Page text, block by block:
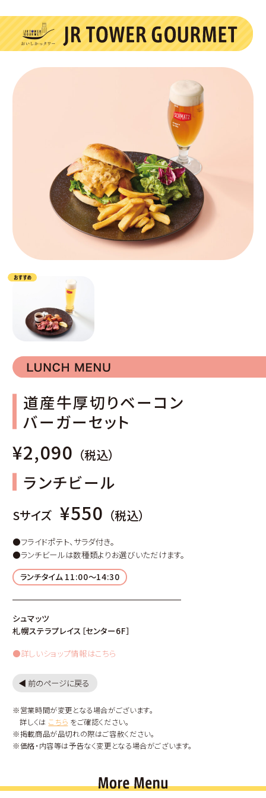
道産牛厚切りベーコン
バーガーセット
¥2,090 （税込）
ランチビール
Sサイズ ¥550 （税込）
●フライドポテト、サラダ付き。
●ランチビールは数種類よりお選びいただけます。
ランチタイム 11:00〜14:30
シュマッツ
札幌ステラプレイス［センター6F］
●詳しいショップ情報はこちら
◀︎ 前のページに戻る
※営業時間が変更となる場合がございます。
詳しくは こちら をご確認ください。
※掲載商品が品切れの際はご容赦ください。
※価格・内容等は予告なく変更となる場合がございます。